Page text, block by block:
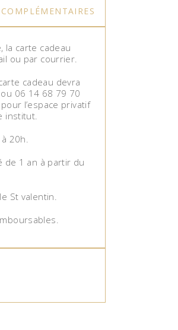
la carte cadeau
ou par courrier.
cadeau devra
06 14 68 79 70
l’espace privatif
institut.
20h.
de 1 an à partir du
St valentin.